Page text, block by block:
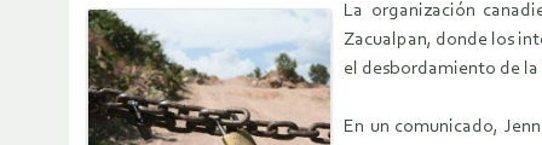
La organización
Zacualpan, donde los
el desbordamiento de la
En un comunicado,